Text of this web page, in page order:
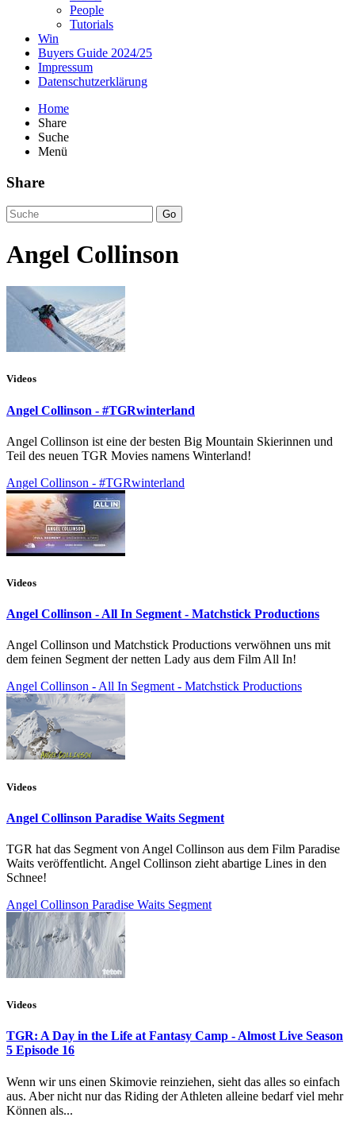
People
Tutorials
Win
Buyers Guide 2024/25
Impressum
Datenschutzerklärung
Home
Share
Suche
Menü
Share
Go
Angel Collinson
Videos
Angel Collinson - #TGRwinterland
Angel Collinson ist eine der besten Big Mountain Skierinnen und
Teil des neuen TGR Movies namens Winterland!
Angel Collinson - #TGRwinterland
Videos
Angel Collinson - All In Segment - Matchstick Productions
Angel Collinson und Matchstick Productions verwöhnen uns mit
dem feinen Segment der netten Lady aus dem Film All In!
Angel Collinson - All In Segment - Matchstick Productions
Videos
Angel Collinson Paradise Waits Segment
TGR hat das Segment von Angel Collinson aus dem Film Paradise
Waits veröffentlicht. Angel Collinson zieht abartige Lines in den
Schnee!
Angel Collinson Paradise Waits Segment
Videos
TGR: A Day in the Life at Fantasy Camp - Almost Live Season
5 Episode 16
Wenn wir uns einen Skimovie reinziehen, sieht das alles so einfach
aus. Aber nicht nur das Riding der Athleten alleine bedarf viel mehr
Können als...